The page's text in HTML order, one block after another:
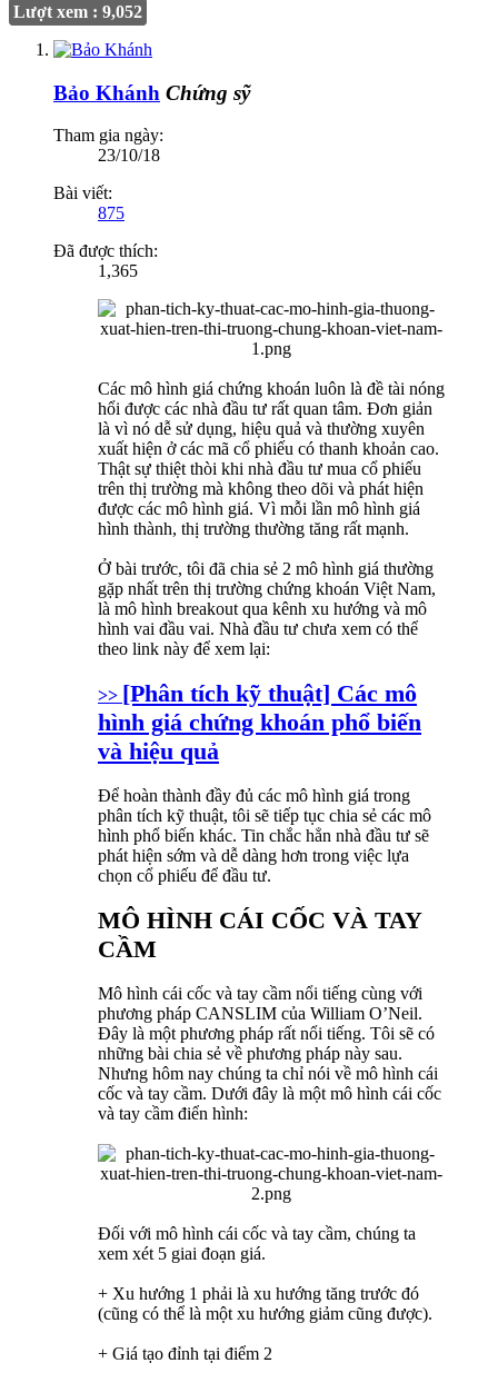
Lượt xem : 9,052
Bảo Khánh Chứng sỹ
Tham gia ngày:
23/10/18
Bài viết:
875
Đã được thích:
1,365
Các mô hình giá chứng khoán luôn là đề tài nóng
hổi được các nhà đầu tư rất quan tâm. Đơn giản
là vì nó dễ sử dụng, hiệu quả và thường xuyên
xuất hiện ở các mã cổ phiếu có thanh khoản cao.
Thật sự thiệt thòi khi nhà đầu tư mua cổ phiếu
trên thị trường mà không theo dõi và phát hiện
được các mô hình giá. Vì mỗi lần mô hình giá
hình thành, thị trường thường tăng rất mạnh.
Ở bài trước, tôi đã chia sẻ 2 mô hình giá thường
gặp nhất trên thị trường chứng khoán Việt Nam,
là mô hình breakout qua kênh xu hướng và mô
hình vai đầu vai. Nhà đầu tư chưa xem có thể
theo link này để xem lại:
>> [Phân tích kỹ thuật] Các mô
hình giá chứng khoán phổ biến
và hiệu quả
Để hoàn thành đầy đủ các mô hình giá trong
phân tích kỹ thuật, tôi sẽ tiếp tục chia sẻ các mô
hình phổ biến khác. Tin chắc hẳn nhà đầu tư sẽ
phát hiện sớm và dễ dàng hơn trong việc lựa
chọn cổ phiếu để đầu tư.
MÔ HÌNH CÁI CỐC VÀ TAY
CẦM
Mô hình cái cốc và tay cầm nổi tiếng cùng với
phương pháp CANSLIM của William O’Neil.
Đây là một phương pháp rất nổi tiếng. Tôi sẽ có
những bài chia sẻ về phương pháp này sau.
Nhưng hôm nay chúng ta chỉ nói về mô hình cái
cốc và tay cầm. Dưới đây là một mô hình cái cốc
và tay cầm điển hình:
Đối với mô hình cái cốc và tay cầm, chúng ta
xem xét 5 giai đoạn giá.
+ Xu hướng 1 phải là xu hướng tăng trước đó
(cũng có thể là một xu hướng giảm cũng được).
+ Giá tạo đỉnh tại điểm 2